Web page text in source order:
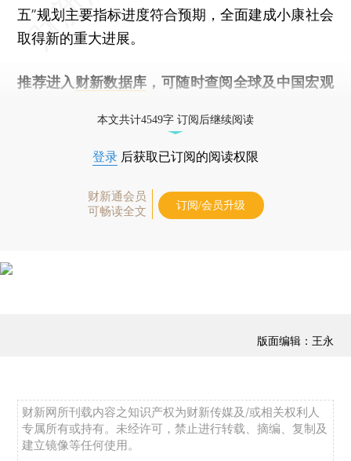
五”规划主要指标进度符合预期，全面建成小康社会
取得新的重大进展。
推荐进入 财新数据库 ，可随时查阅全球及中国宏观
本文共计4549字 订阅后继续阅读
登录 后获取已订阅的阅读权限
财新通会员
可畅读全文
订阅/会员升级
版面编辑：王永
财新网所刊载内容之知识产权为财新传媒及/或相关权利人
专属所有或持有。未经许可，禁止进行转载、摘编、复制及
建立镜像等任何使用。